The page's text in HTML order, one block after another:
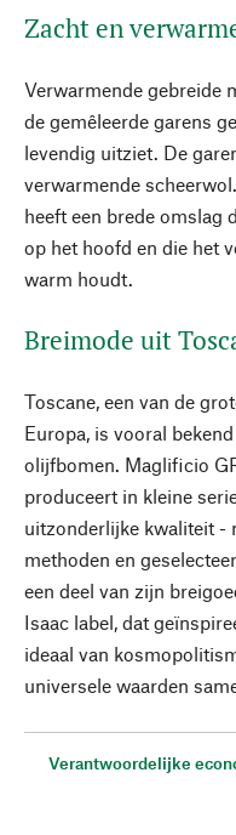
Zacht en
Verwarmende gebreide
de gemêleerde garens
levendig uitziet. De
verwarmende
heeft een brede omslag
op het hoofd en die het
warm houdt.
Breimode uit
Toscane, een van de
Europa, is vooral
olijfbomen. Maglificio
produceert in kleine
uitzonderlijke kwaliteit -
methoden en
een deel van zijn
Isaac label, dat
ideaal van
universele waarden
Verantwoordelijke